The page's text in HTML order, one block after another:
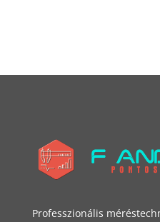
Professzionális